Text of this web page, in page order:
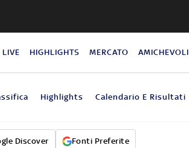
LIVE HIGHLIGHTS MERCATO AMICHEVOLI
Highlights Calendario E Risultati
Discover Fonti Preferite